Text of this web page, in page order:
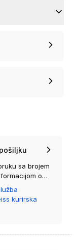
sa brojem
o
će vam je
kurirska